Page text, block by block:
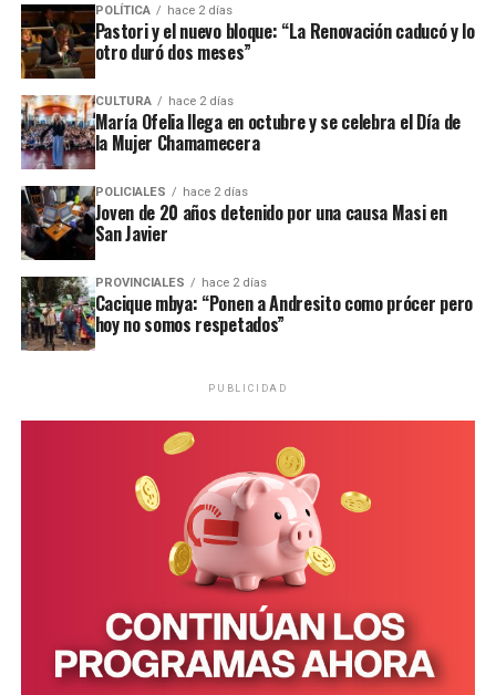
comisaría local, aunque hasta el momento no se conocieron
mayores novedades.
POLÍTICA hace 2 días
Pastori y el nuevo bloque: “La Renovación caducó y lo
otro duró dos meses”
CULTURA hace 2 días
María Ofelia llega en octubre y se celebra el Día de
la Mujer Chamamecera
POLICIALES hace 2 días
Joven de 20 años detenido por una causa Masi en
San Javier
PROVINCIALES hace 2 días
Cacique mbya: “Ponen a Andresito como prócer pero
hoy no somos respetados”
PUBLICIDAD